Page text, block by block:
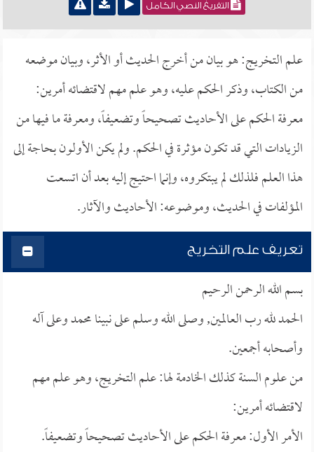
التفريغ النصي الكامل
علم التخريج: هو بيان من أخرج الحديث أو الأثر، وبيان موضعه
من الكتاب، وذكر الحكم عليه، وهو علم مهم لاقتضائه أمرين:
معرفة الحكم على الأحاديث تصحيحاً وتضعيفاً، ومعرفة ما فيها من
الزيادات التي قد تكون مؤثرة في الحكم. ولم يكن الأولون بحاجة إلى
هذا العلم فلذلك لم يبتكروه، وإنما احتيج إليه بعد أن اتسعت
المؤلفات في الحديث، وموضوعه: الأحاديث والآثار.
تعريف علم التخريج
بسم الله الرحمن الرحيم
الحمد لله رب العالمين, وصلى الله وسلم على نبينا محمد وعلى آله
وأصحابه أجمعين.
من علوم السنة كذلك الخادمة لها: علم التخريج، وهو علم مهم
لاقتضائه أمرين:
الأمر الأول: معرفة الحكم على الأحاديث تصحيحاً وتضعيفاً.